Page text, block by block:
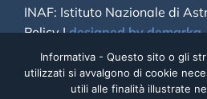
INAF: Istituto Nazionale di
Policy|designed by demarka
Informativa - Questo sito o gli
utilizzati si avvalgono di cookie
utili alle finalità illustrate